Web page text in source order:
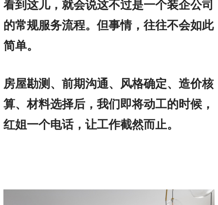
看到这儿，就会说这不过是一个装企公司
的常规服务流程。但事情，往往不会如此
简单。
房屋勘测、前期沟通、风格确定、造价核
算、材料选择后，我们即将动工的时候，
红姐一个电话，让工作截然而止。